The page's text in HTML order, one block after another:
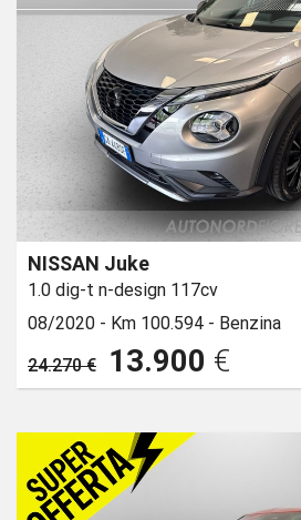
NISSAN Juke
1.0 dig-t n-design 117cv
08/2020 - Km 100.594 - Benzina
24.270 €
13.900 €